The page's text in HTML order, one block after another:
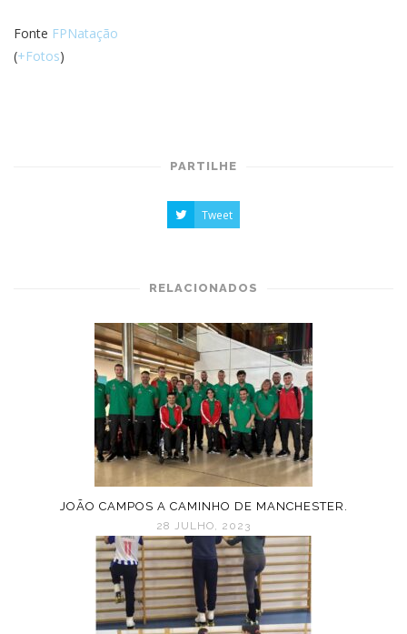
Fonte FPNatação
(+Fotos)
PARTILHE
Tweet
RELACIONADOS
JOÃO CAMPOS A CAMINHO DE MANCHESTER.
28 JULHO, 2023